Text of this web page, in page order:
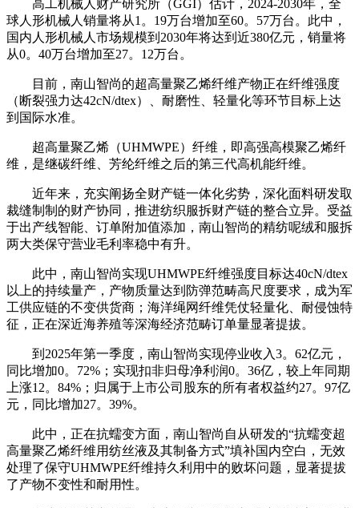
高工机械人财产研究所（GGI）估计，2024-2030年，全
球人形机械人销量将从1。19万台增加至60。57万台。此中，
国内人形机械人市场规模到2030年将达到近380亿元，销量将
从0。40万台增加至27。12万台。
目前，南山智尚的超高量聚乙烯纤维产物正在纤维强度
（断裂强力达42cN/dtex）、耐磨性、轻量化等环节目标上达
到国际水准。
超高量聚乙烯（UHMWPE）纤维，即高强高模聚乙烯纤
维，是继碳纤维、芳纶纤维之后的第三代高机能纤维。
近年来，充实阐扬全财产链一体化劣势，深化面料研发取
裁缝制制的财产协同，推进纺织服拆财产链的整合立异。受益
于出产线智能、订单附加值添加，南山智尚的精纺呢绒和服拆
两大类保守营业毛利率稳中有升。
此中，南山智尚实现UHMWPE纤维强度目标达40cN/dtex
以上的持续量产，产物质量达到防弹范畴高尺度要求，成为军
工供应链的不变供货商；海洋绳网纤维凭仗轻量化、耐侵蚀特
征，正在深近海养殖等深海经济范畴订单量显著提拔。
到2025年第一季度，南山智尚实现停业收入3。62亿元，
同比增加0。72%；实现扣非归母净利润0。36亿，较上年同期
上涨12。84%；归属于上市公司股东的所有者权益约27。97亿
元，同比增加27。39%。
此中，正在抗蠕变方面，南山智尚自从研发的“抗蠕变超
高量聚乙烯纤维用纺丝液及其制备方式”填补国内空白，无效
处理了保守UHMWPE纤维持久利用中的败坏问题，显著提拔
了产物不变性和耐用性。